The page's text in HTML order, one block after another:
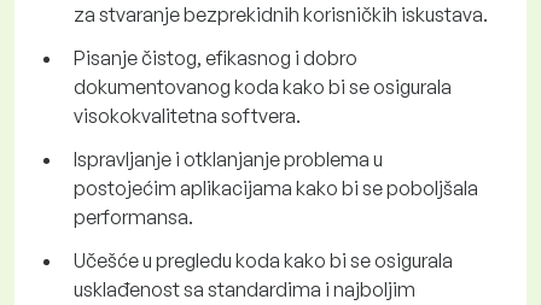
za stvaranje bezprekidnih korisničkih iskustava.
Pisanje čistog, efikasnog i dobro
dokumentovanog koda kako bi se osigurala
visokokvalitetna softvera.
Ispravljanje i otklanjanje problema u
postojećim aplikacijama kako bi se poboljšala
performansa.
Učešće u pregledu koda kako bi se osigurala
usklađenost sa standardima i najboljim